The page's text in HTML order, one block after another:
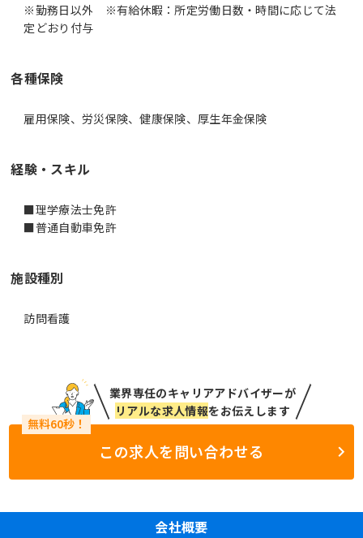
※勤務日以外 ※有給休暇：所定労働日数・時間に応じて法
定どおり付与
各種保険
雇用保険、労災保険、健康保険、厚生年金保険
経験・スキル
■理学療法士免許
■普通自動車免許
施設種別
訪問看護
業界専任のキャリアアドバイザーが
リアルな求人情報をお伝えします
この求人を問い合わせる
会社概要